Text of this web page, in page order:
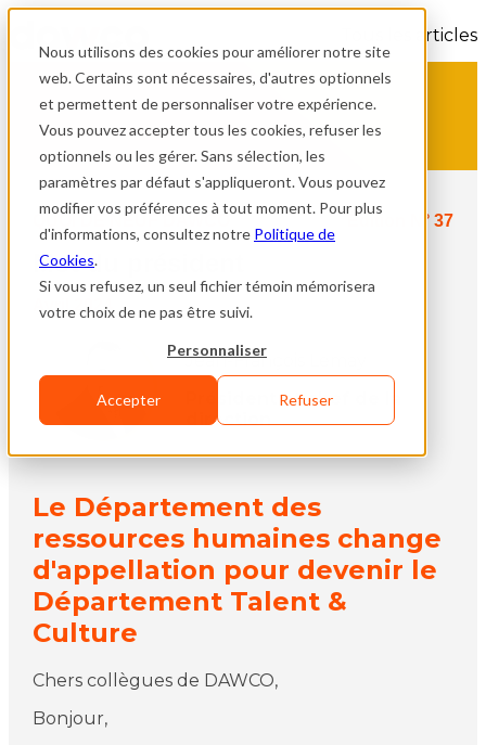
Nous utilisons des cookies pour améliorer notre site
web. Certains sont nécessaires, d'autres optionnels
et permettent de personnaliser votre expérience.
Vous pouvez accepter tous les cookies, refuser les
optionnels ou les gérer. Sans sélection, les
paramètres par défaut s'appliqueront. Vous pouvez
modifier vos préférences à tout moment. Pour plus
d'informations, consultez notre Politique de
Cookies.
Si vous refusez, un seul fichier témoin mémorisera
votre choix de ne pas être suivi.
Personnaliser
Accepter Refuser
Tous les articles
QUOI DE NEUF DAWCO Édition N° 37
Mot du président
Avril 2024
Jean-François Lemay
Président et chef de la
direction
Le Département des
ressources humaines change
d'appellation pour devenir le
Département Talent &
Culture
Chers collègues de DAWCO,
Bonjour,